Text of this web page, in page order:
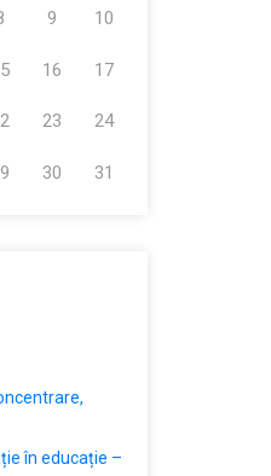
9 10
16 17
23 24
30 31
în educație –